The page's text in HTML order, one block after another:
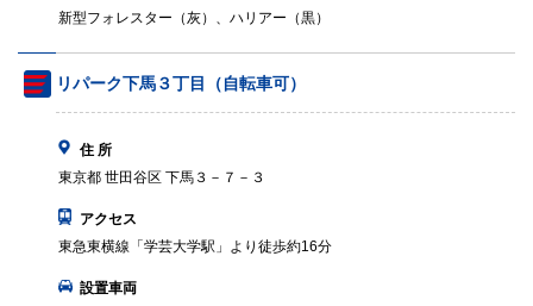
新型フォレスター（灰）、ハリアー（黒）
リパーク下馬３丁目（自転車可）
住 所
東京都 世田谷区 下馬３－７－３
アクセス
東急東横線「学芸大学駅」より徒歩約16分
設置車両